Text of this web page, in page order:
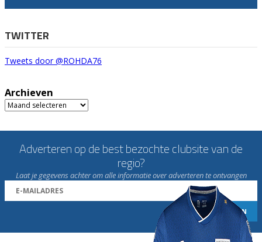
TWITTER
Tweets door @ROHDA76
Archieven
Archieven
Adverteren op de best bezochte clubsite van de
regio?
Laat je gegevens achter om alle informatie over adverteren te ontvangen